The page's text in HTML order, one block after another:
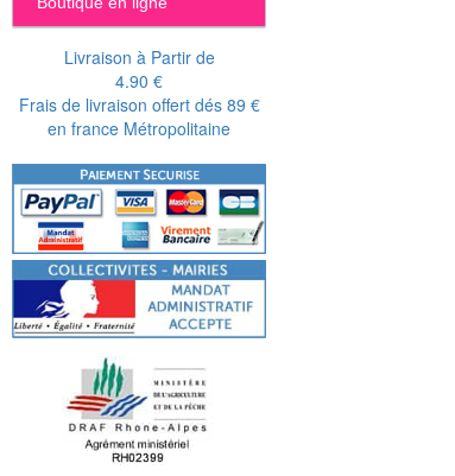
Livraison à Partir de
4.90 €
Frais de livraison offert dés 89 €
en france Métropolitaine